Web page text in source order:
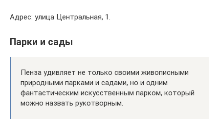
Адрес: улица Центральная, 1.
Парки и сады
Пенза удивляет не только своими живописными
природными парками и садами, но и одним
фантастическим искусственным парком, который
можно назвать рукотворным.